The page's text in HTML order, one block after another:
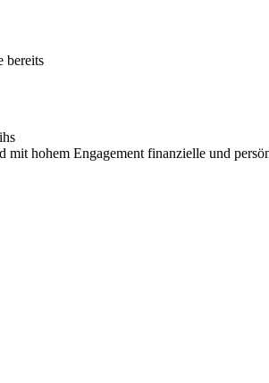
bereits
hohem Engagement finanzielle und